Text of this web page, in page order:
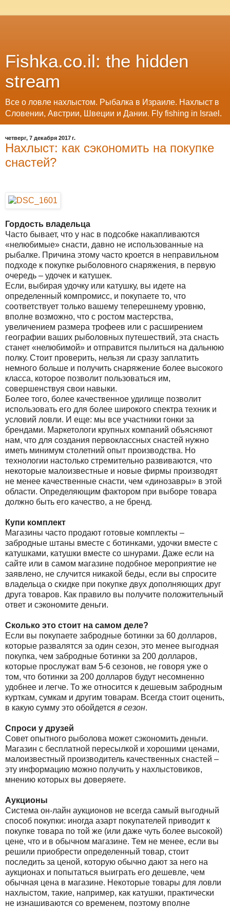
Fishka.co.il: the hidden
stream
Все о ловле нахлыстом. Рыбалка в Израиле. Нахлыст в
Словении, Австрии, Швеции и Дании. Fly fishing in Israel.
четверг, 7 декабря 2017 г.
Нахлыст: как сэкономить на покупке
снастей?
Гордость владельца
Часто бывает, что у нас в подсобке накапливаются
«нелюбимые» снасти, давно не использованные на
рыбалке. Причина этому часто кроется в неправильном
подходе к покупке рыболовного снаряжения, в первую
очередь – удочек и катушек.
Если, выбирая удочку или катушку, вы идете на
определенный компромисс, и покупаете то, что
соответствует только вашему теперешнему уровню,
вполне возможно, что с ростом мастерства,
увеличением размера трофеев или с расширением
географии ваших рыболовных путешествий, эта снасть
станет «нелюбимой» и отправится пылиться на дальнюю
полку. Стоит проверить, нельзя ли сразу заплатить
немного больше и получить снаряжение более высокого
класса, которое позволит пользоваться им,
совершенствуя свои навыки.
Более того, более качественное удилище позволит
использовать его для более широкого спектра техник и
условий ловли. И еще: мы все участники гонки за
брендами. Маркетологи крупных компаний объясняют
нам, что для создания первоклассных снастей нужно
иметь минимум столетний опыт производства. Но
технологии настолько стремительно развиваются, что
некоторые малоизвестные и новые фирмы производят
не менее качественные снасти, чем «динозавры» в этой
области. Определяющим фактором при выборе товара
должно быть его качество, а не бренд.
Купи комплект
Магазины часто продают готовые комплекты –
забродные штаны вместе с ботинками, удочки вместе с
катушками, катушки вместе со шнурами. Даже если на
сайте или в самом магазине подобное мероприятие не
заявлено, не случится никакой беды, если вы спросите
владельца о скидке при покупке двух дополняющих друг
друга товаров. Как правило вы получите положительный
ответ и сэкономите деньги.
Сколько это стоит на самом деле?
Если вы покупаете забродные ботинки за 60 долларов,
которые развалятся за один сезон, это менее выгодная
покупка, чем забродные ботинки за 200 долларов,
которые прослужат вам 5-6 сезонов, не говоря уже о
том, что ботинки за 200 долларов будут несомненно
удобнее и легче. То же относится к дешевым забродным
курткам, сумкам и другим товарам. Всегда стоит оценить,
в какую сумму это обойдется в сезон.
Спроси у друзей
Совет опытного рыболова может сэкономить деньги.
Магазин с бесплатной пересылкой и хорошими ценами,
малоизвестный производитель качественных снастей –
эту информацию можно получить у нахлыстовиков,
мнению которых вы доверяете.
Аукционы
Система он-лайн аукционов не всегда самый выгодный
способ покупки: иногда азарт покупателей приводит к
покупке товара по той же (или даже чуть более высокой)
цене, что и в обычном магазине. Тем не менее, если вы
решили приобрести определенный товар, стоит
последить за ценой, которую обычно дают за него на
аукционах и попытаться выиграть его дешевле, чем
обычная цена в магазине. Некоторые товары для ловли
нахлыстом, такие, например, как катушки, практически
не изнашиваются со временем, поэтому вполне